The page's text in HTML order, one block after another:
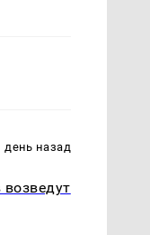
день назад